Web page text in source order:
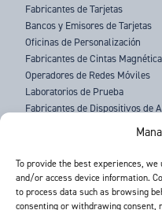
To provide the best experiences,
and/or access device information.
to process data such as browsing
consenting or withdrawing consent,
Fabricantes de Tarjetas
Bancos y Emisores de Tarjetas
Oficinas de Personalización
Fabricantes de Cintas
Operadores de Redes Móviles
Laboratorios de Prueba
Fabricantes de Dispositivos de
SOBRE NOSOTROS
SOPORTE
NOTICIAS